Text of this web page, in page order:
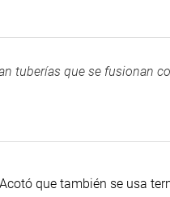
tuberías que se fusionan
que también se usa